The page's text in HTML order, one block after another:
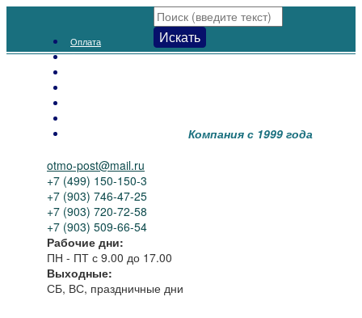
Оплата
Доставка
Искать
Компания с 1999 года
otmo-post@mail.ru
+7 (499) 150-150-3
+7 (903) 746-47-25
+7 (903) 720-72-58
+7 (903) 509-66-54
Рабочие дни:
ПН - ПТ с 9.00 до 17.00
Выходные:
СБ, ВС, праздничные дни